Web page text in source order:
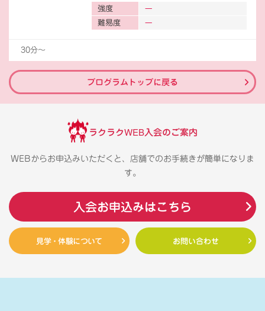
強度
難易度
30分〜
プログラムトップに戻る
ラクラクWEB入会のご案内
WEBからお申込みいただくと、店舗でのお手続きが簡単になりま
す。
入会お申込みはこちら
見学・体験について お問い合わせ